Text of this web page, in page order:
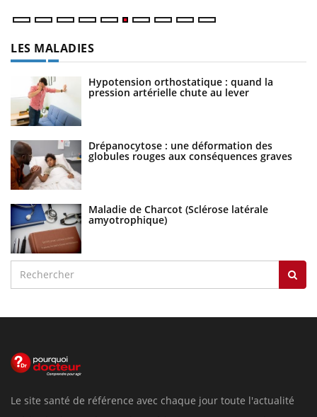
LES MALADIES
Hypotension orthostatique : quand la
pression artérielle chute au lever
Drépanocytose : une déformation des
globules rouges aux conséquences graves
Maladie de Charcot (Sclérose latérale
amyotrophique)
Le site santé de référence avec chaque jour toute l'actualité